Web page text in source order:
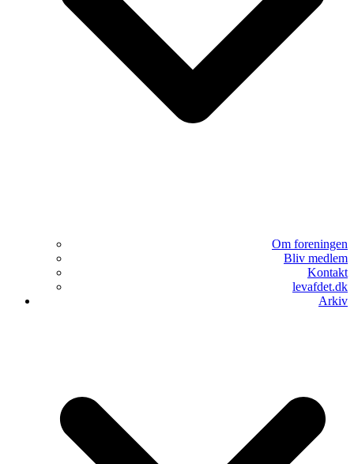
Om foreningen
Bliv medlem
Kontakt
levafdet.dk
Arkiv